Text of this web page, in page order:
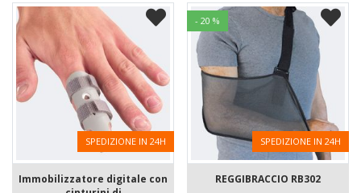
SPEDIZIONE IN 24H
Immobilizzatore digitale con
- 20 %
SPEDIZIONE IN 24H
REGGIBRACCIO RB302